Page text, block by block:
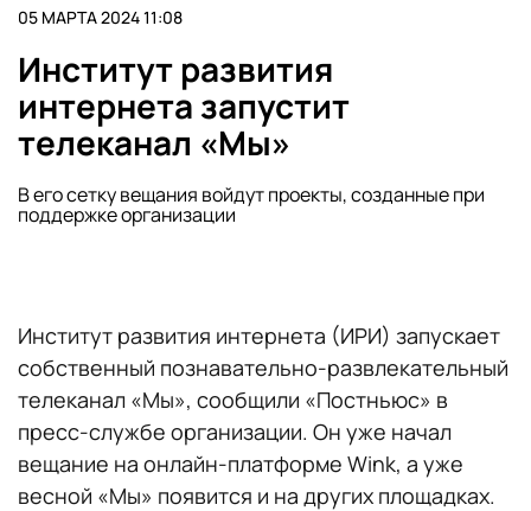
05 МАРТА 2024 11:08
Институт развития
интернета запустит
телеканал «Мы»
В его сетку вещания войдут проекты, созданные при
поддержке организации
Институт развития интернета (ИРИ) запускает
собственный познавательно-развлекательный
телеканал «Мы», сообщили «Постньюс» в
пресс-службе организации. Он уже начал
вещание на онлайн-платформе Wink, а уже
весной «Мы» появится и на других площадках.